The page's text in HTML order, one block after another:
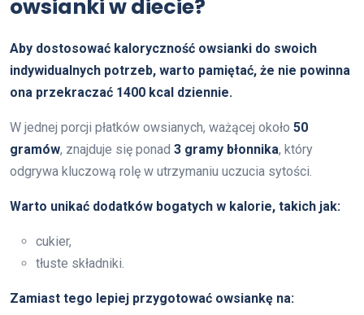
owsianki w diecie?
Aby dostosować kaloryczność owsianki do swoich
indywidualnych potrzeb, warto pamiętać, że nie powinna
ona przekraczać 1400 kcal dziennie.
W jednej porcji płatków owsianych, ważącej około 50
gramów, znajduje się ponad 3 gramy błonnika, który
odgrywa kluczową rolę w utrzymaniu uczucia sytości.
Warto unikać dodatków bogatych w kalorie, takich jak:
cukier,
tłuste składniki.
Zamiast tego lepiej przygotować owsiankę na: